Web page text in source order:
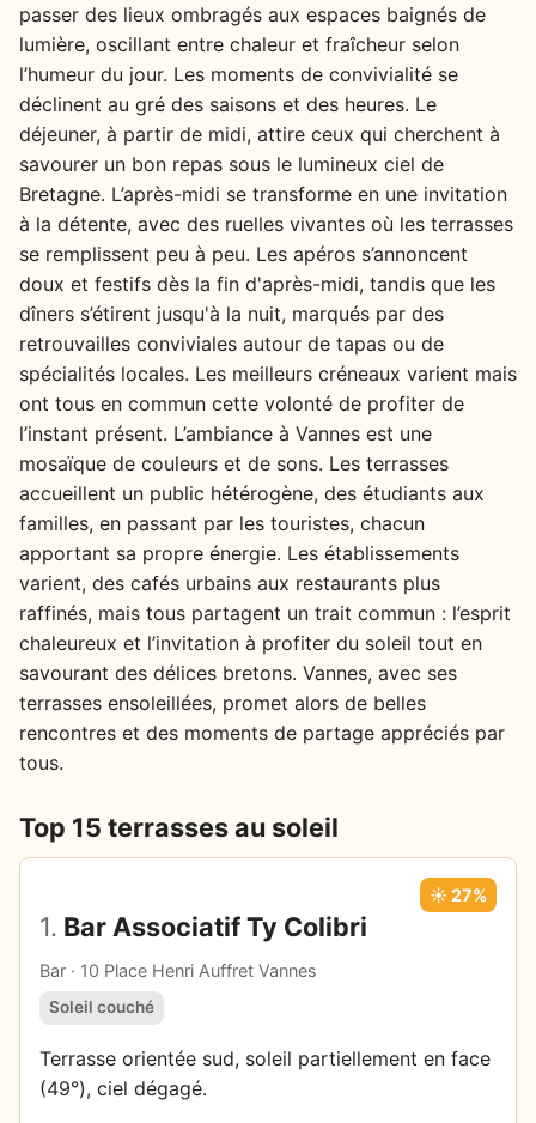
passer des lieux ombragés aux espaces baignés de
lumière, oscillant entre chaleur et fraîcheur selon
l’humeur du jour. Les moments de convivialité se
déclinent au gré des saisons et des heures. Le
déjeuner, à partir de midi, attire ceux qui cherchent à
savourer un bon repas sous le lumineux ciel de
Bretagne. L’après-midi se transforme en une invitation
à la détente, avec des ruelles vivantes où les terrasses
se remplissent peu à peu. Les apéros s’annoncent
doux et festifs dès la fin d'après-midi, tandis que les
dîners s’étirent jusqu'à la nuit, marqués par des
retrouvailles conviviales autour de tapas ou de
spécialités locales. Les meilleurs créneaux varient mais
ont tous en commun cette volonté de profiter de
l’instant présent. L’ambiance à Vannes est une
mosaïque de couleurs et de sons. Les terrasses
accueillent un public hétérogène, des étudiants aux
familles, en passant par les touristes, chacun
apportant sa propre énergie. Les établissements
varient, des cafés urbains aux restaurants plus
raffinés, mais tous partagent un trait commun : l’esprit
chaleureux et l’invitation à profiter du soleil tout en
savourant des délices bretons. Vannes, avec ses
terrasses ensoleillées, promet alors de belles
rencontres et des moments de partage appréciés par
tous.
Top 15 terrasses au soleil
1. Bar Associatif Ty Colibri
Bar · 10 Place Henri Auffret Vannes
☀️ 27%
Soleil couché
Terrasse orientée sud, soleil partiellement en face
(49°), ciel dégagé.